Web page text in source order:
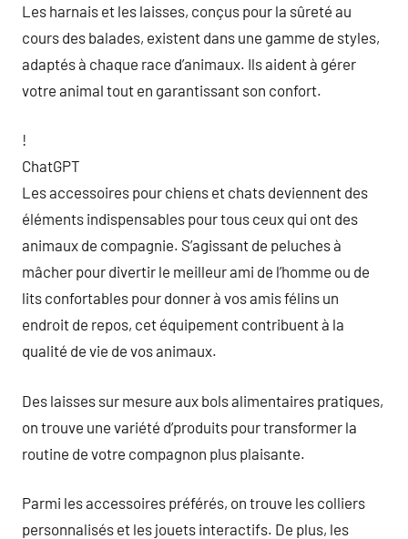
Les harnais et les laisses, conçus pour la sûreté au
cours des balades, existent dans une gamme de styles,
adaptés à chaque race d’animaux. Ils aident à gérer
votre animal tout en garantissant son confort.
!
ChatGPT
Les accessoires pour chiens et chats deviennent des
éléments indispensables pour tous ceux qui ont des
animaux de compagnie. S’agissant de peluches à
mâcher pour divertir le meilleur ami de l’homme ou de
lits confortables pour donner à vos amis félins un
endroit de repos, cet équipement contribuent à la
qualité de vie de vos animaux.
Des laisses sur mesure aux bols alimentaires pratiques,
on trouve une variété d’produits pour transformer la
routine de votre compagnon plus plaisante.
Parmi les accessoires préférés, on trouve les colliers
personnalisés et les jouets interactifs. De plus, les